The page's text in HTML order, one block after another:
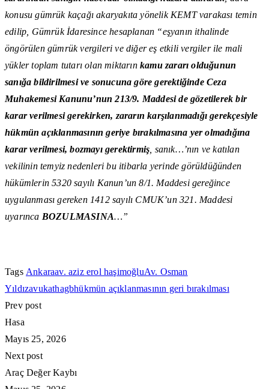
konusu gümrük kaçağı akaryakıta yönelik KEMT varakası temin
edilip, Gümrük İdaresince hesaplanan “eşyanın ithalinde
öngörülen gümrük vergileri ve diğer eş etkili vergiler ile mali
yükler toplam tutarı olan miktarın kamu zararı olduğunun
sanığa bildirilmesi ve sonucuna göre gerektiğinde Ceza
Muhakemesi Kanunu’nun 213/9. Maddesi de gözetilerek bir
karar verilmesi gerekirken, zararın karşılanmadığı gerekçesiyle
hükmün açıklanmasının geriye bırakılmasına yer olmadığına
karar verilmesi, bozmayı gerektirmiş, sanık…’nın ve katılan
vekilinin temyiz nedenleri bu itibarla yerinde görüldüğünden
hükümlerin 5320 sayılı Kanun’un 8/1. Maddesi gereğince
uygulanması gereken 1412 sayılı CMUK’un 321. Maddesi
uyarınca BOZULMASINA…”
Tags Ankaraav. aziz erol haşimoğluAv. Osman
Yıldızavukathagbhükmün açıklanmasının geri bırakılması
Prev post
Hasa
Mayıs 25, 2026
Next post
Araç Değer Kaybı